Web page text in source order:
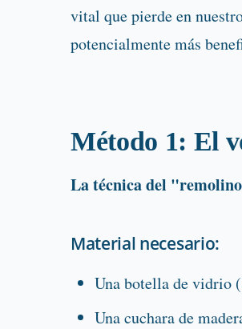
vital que pierde en
potencialmente más
Método 1: El
La técnica del
Material necesario:
Una botella de vidrio
Una cuchara de